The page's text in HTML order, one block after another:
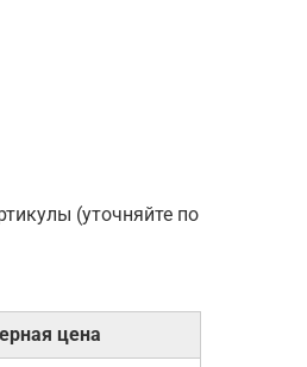
(уточняйте по
цена